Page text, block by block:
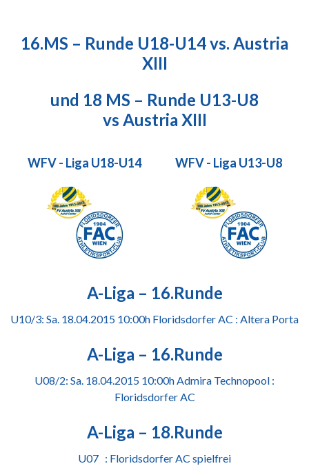
16.MS – Runde U18-U14 vs. Austria
XIII
und 18 MS – Runde U13-U8
vs Austria XIII
WFV - Liga U18-U14 WFV - Liga U13-U8
A-Liga – 16.Runde
U10/3: Sa. 18.04.2015 10:00h Floridsdorfer AC : Altera Porta
A-Liga – 16.Runde
U08/2: Sa. 18.04.2015 10:00h Admira Technopool :
Floridsdorfer AC
A-Liga – 18.Runde
U07 : Floridsdorfer AC spielfrei